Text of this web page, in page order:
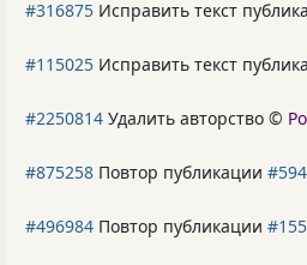
#316875 Исправить текст
#115025 Исправить текст
#2250814 Удалить авторство ©
#875258 Повтор публикации
#496984 Повтор публикации